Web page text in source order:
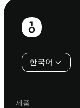
보
한국어
제품